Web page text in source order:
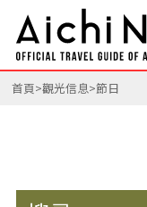
首頁 觀光信息 節日